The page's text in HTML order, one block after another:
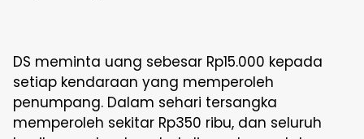
DS meminta uang sebesar Rp15.000 kepada
setiap kendaraan yang memperoleh
penumpang. Dalam sehari tersangka
memperoleh sekitar Rp350 ribu, dan seluruh